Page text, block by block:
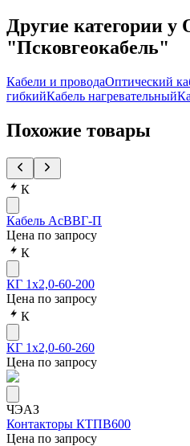
Другие категории
"Псковгеокабель"
Кабели и проводаОптический
гибкийКабель нагревательный
Похожие товары
К
Кабель АсВВГ-П
Цена по запросу
К
КГ 1х2,0-60-200
Цена по запросу
К
КГ 1х2,0-60-260
Цена по запросу
ЧЭАЗ
Контакторы КТПВ600
Цена по запросу